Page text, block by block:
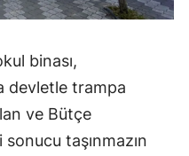
binası,
devletle trampa
ve Bütçe
taşınmazın